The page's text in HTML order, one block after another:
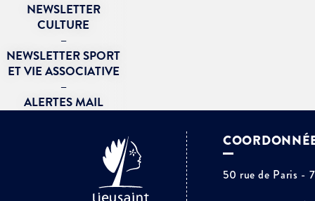
NEWSLETTER
CULTURE
–
NEWSLETTER SPORT
ET VIE ASSOCIATIVE
–
ALERTES MAIL
50 rue de Paris -